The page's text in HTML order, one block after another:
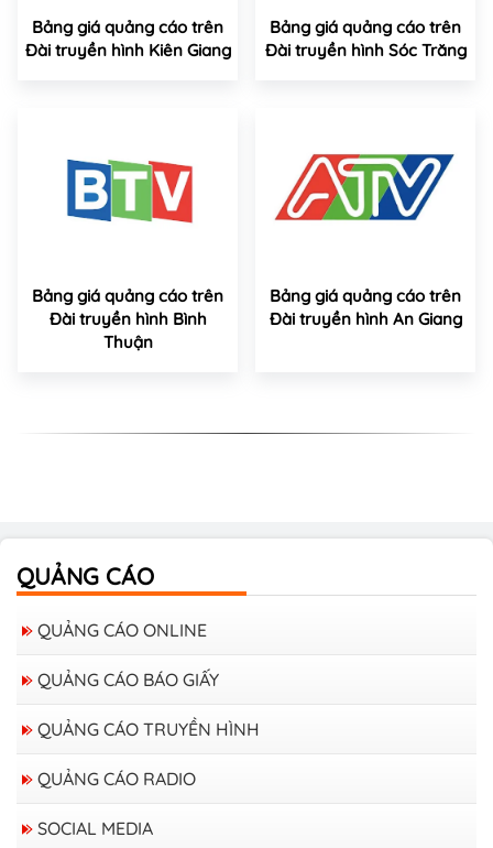
Bảng giá quảng cáo trên
Đài truyền hình Kiên Giang
Bảng giá quảng cáo trên
Đài truyền hình Sóc Trăng
Bảng giá quảng cáo trên
Đài truyền hình Bình
Thuận
Bảng giá quảng cáo trên
Đài truyền hình An Giang
QUẢNG CÁO
QUẢNG CÁO ONLINE
QUẢNG CÁO BÁO GIẤY
QUẢNG CÁO TRUYỀN HÌNH
QUẢNG CÁO RADIO
SOCIAL MEDIA